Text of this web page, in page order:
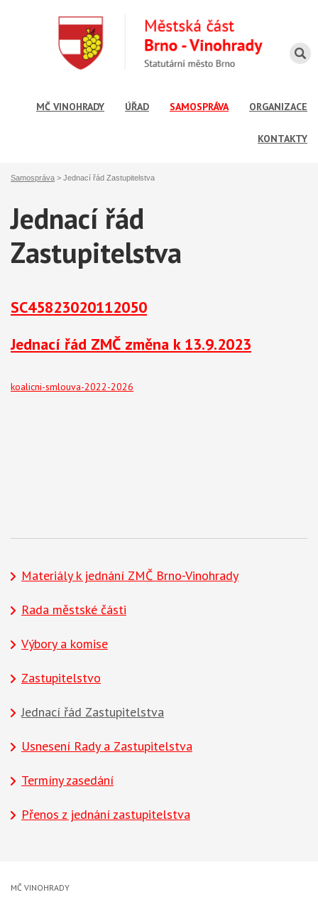
MČ VINOHRADY ÚŘAD SAMOSPRÁVA ORGANIZACE
KONTAKTY
Samospráva > Jednací řád Zastupitelstva
Jednací řád
Zastupitelstva
SC45823020112050
Jednací řád ZMČ změna k 13.9.2023
koalicni-smlouva-2022-2026
Materiály k jednání ZMČ Brno-Vinohrady
Rada městské části
Výbory a komise
Zastupitelstvo
Jednací řád Zastupitelstva
Usnesení Rady a Zastupitelstva
Termíny zasedání
Přenos z jednání zastupitelstva
MČ VINOHRADY